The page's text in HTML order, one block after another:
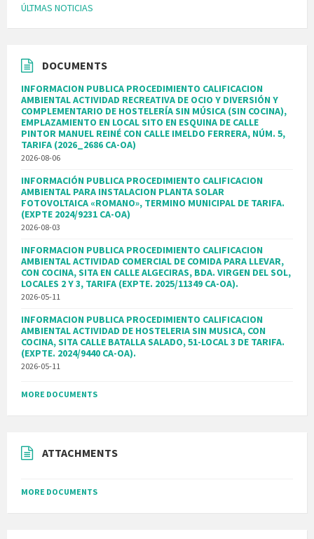
ÚLTMAS NOTICIAS
DOCUMENTS
INFORMACION PUBLICA PROCEDIMIENTO CALIFICACION
AMBIENTAL ACTIVIDAD RECREATIVA DE OCIO Y DIVERSIÓN Y
COMPLEMENTARIO DE HOSTELERÍA SIN MÚSICA (SIN COCINA),
EMPLAZAMIENTO EN LOCAL SITO EN ESQUINA DE CALLE
PINTOR MANUEL REINÉ CON CALLE IMELDO FERRERA, NÚM. 5,
TARIFA (2026_2686 CA-OA)
2026-08-06
INFORMACIÓN PUBLICA PROCEDIMIENTO CALIFICACION
AMBIENTAL PARA INSTALACION PLANTA SOLAR
FOTOVOLTAICA «ROMANO», TERMINO MUNICIPAL DE TARIFA.
(EXPTE 2024/9231 CA-OA)
2026-08-03
INFORMACION PUBLICA PROCEDIMIENTO CALIFICACION
AMBIENTAL ACTIVIDAD COMERCIAL DE COMIDA PARA LLEVAR,
CON COCINA, SITA EN CALLE ALGECIRAS, BDA. VIRGEN DEL SOL,
LOCALES 2 Y 3, TARIFA (EXPTE. 2025/11349 CA-OA).
2026-05-11
INFORMACION PUBLICA PROCEDIMIENTO CALIFICACION
AMBIENTAL ACTIVIDAD DE HOSTELERIA SIN MUSICA, CON
COCINA, SITA CALLE BATALLA SALADO, 51-LOCAL 3 DE TARIFA.
(EXPTE. 2024/9440 CA-OA).
2026-05-11
MORE DOCUMENTS
ATTACHMENTS
MORE DOCUMENTS